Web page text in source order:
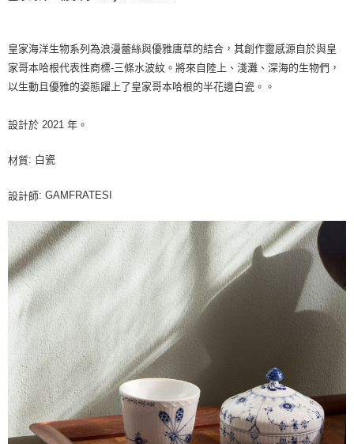
皇家海洋生物系列為浪漫蕾絲與優雅唐草的結合，其創作靈感源自於與皇
家哥本哈根代表性商標-三條水波紋。將來自陸上、淺灘、深海的生物們，
以生動且優雅的姿態躍上了皇家哥本哈根的半花邊白瓷。。
設計於 2021 年。
材質: 白瓷
設計師: GAMFRATESI